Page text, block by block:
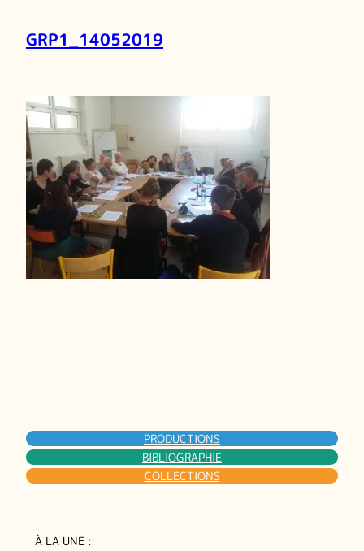
GRP1_14052019
PRODUCTIONS
BIBLIOGRAPHIE
COLLECTIONS
À LA UNE :